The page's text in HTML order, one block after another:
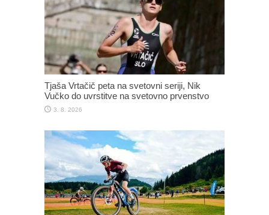
Tjaša Vrtačič peta na svetovni seriji, Nik
Vučko do uvrstitve na svetovno prvenstvo
3. 8. 2026